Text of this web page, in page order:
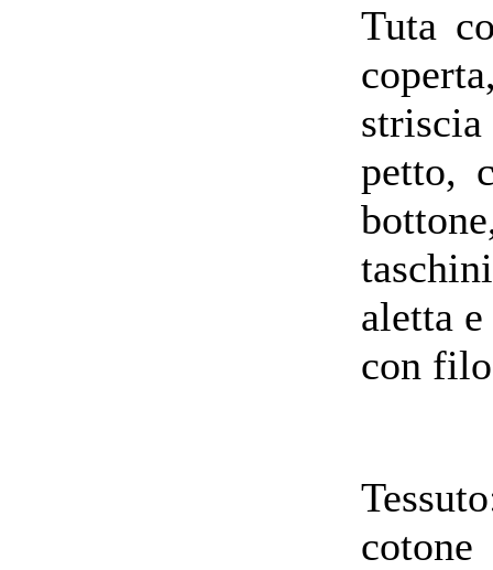
Tuta
petto,
aletta
con
cotone